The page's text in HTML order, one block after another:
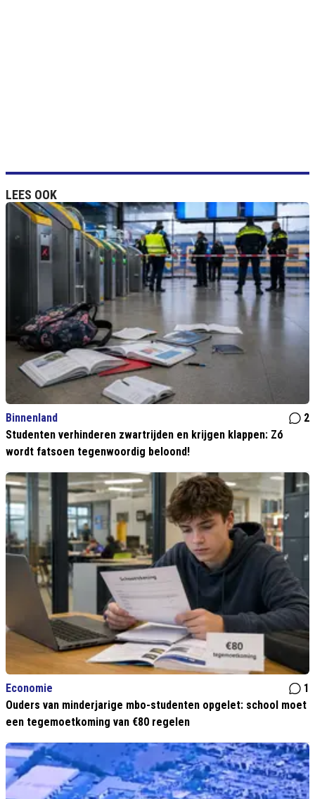
LEES OOK
Binnenland
2
Studenten verhinderen zwartrijden en krijgen klappen: Zó
wordt fatsoen tegenwoordig beloond!
Economie
1
Ouders van minderjarige mbo-studenten opgelet: school moet
een tegemoetkoming van €80 regelen